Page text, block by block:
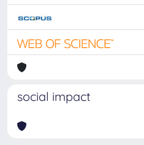
social impact